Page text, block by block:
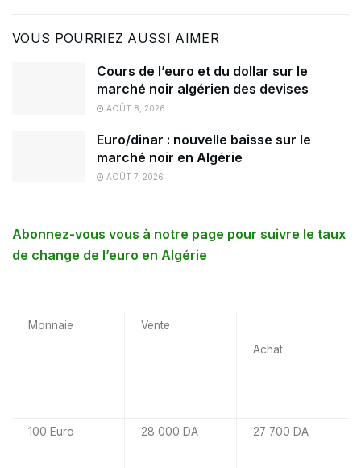
VOUS POURRIEZ AUSSI AIMER
Cours de l’euro et du dollar sur le
marché noir algérien des devises
AOÛT 8, 2026
Euro/dinar : nouvelle baisse sur le
marché noir en Algérie
AOÛT 7, 2026
Abonnez-vous vous à notre page pour suivre le taux
de change de l’euro en Algérie
Monnaie
Vente
Achat
100 Euro 28 000 DA 27 700 DA